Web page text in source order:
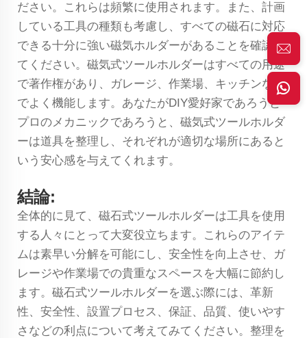
ださい。これらは頻繁に使用されます。また、計画
している工具の種類も考慮し、すべての磁石に対応
できる十分に強い磁気ホルダーがあることを確認し
てください。磁気式ツールホルダーはすべての用途
で著作権があり、ガレージ、作業場、キッチンなど
でよく機能します。あなたがDIY愛好家であろうと
プロのメカニックであろうと、磁気式ツールホルダ
ーは道具を整理し、それぞれが適切な場所にあると
いう安心感を与えてくれます。
結論:
全体的に見て、磁石式ツールホルダーは工具を使用
する人々にとって大変役立ちます。これらのアイテ
ムは素早い分解を可能にし、安全性を向上させ、ガ
レージや作業場での貴重なスペースを大幅に節約し
ます。磁石式ツールホルダーを選ぶ際には、革新
性、安全性、設置プロセス、保証、品質、使いやす
さなどの利点について考えてみてください。整理を